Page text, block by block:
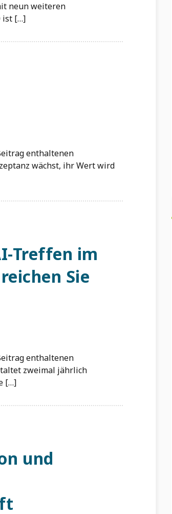
neun weiteren
ist […]
enthaltenen
wächst, ihr Wert wird
Treffen im
Sie
enthaltenen
zweimal jährlich
[…]
und